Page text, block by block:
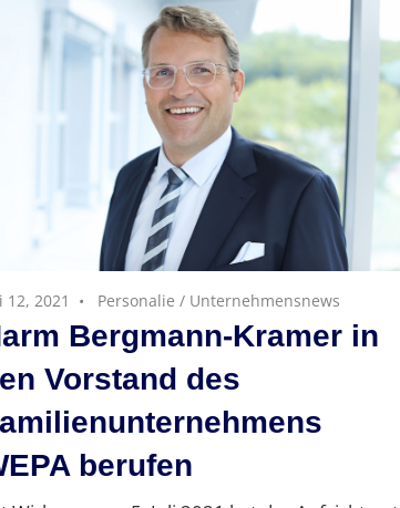
12, 2021 Personalie / Unternehmensnews
Bergmann-Kramer in
Vorstand des
berufen